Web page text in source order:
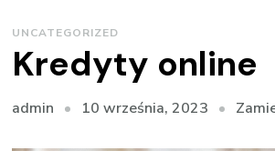
UNCATEGORIZED
Kredyty online
admin 10 września, 2023